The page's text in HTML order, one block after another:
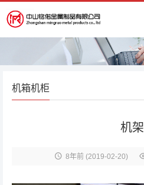
机箱机柜
机架
8年前 (2019-02-20)